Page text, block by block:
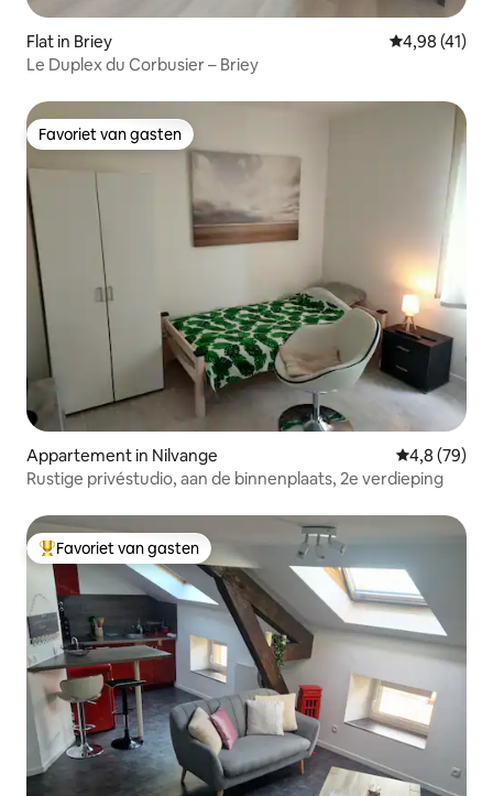
Flat in Briey Gemiddelde
4,98 (41)
Le Duplex du Corbusier – Briey
Favoriet van gasten
Favoriet van gasten
Appartement in Nilvange Gemiddelde
4,8 (79)
Rustige privéstudio, aan de binnenplaats, 2e verdieping
Topfavoriet van gasten
Favoriet van gasten